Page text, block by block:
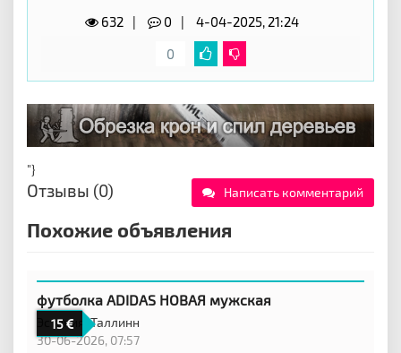
632 0
4-04-2025, 21:24
0
"}
Отзывы (0) Написать комментарий
Похожие объявления
15
футболка ADIDAS НОВАЯ мужская
Эстония,Таллинн
30-06-2026, 07:57